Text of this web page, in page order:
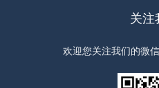
关注
欢迎您关注我们的微